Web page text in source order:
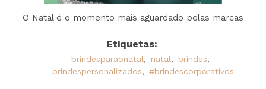
O Natal é o momento mais aguardado pelas marcas
Etiquetas:
brindesparaonatal, natal, brindes,
brindespersonalizados, #brindescorporativos